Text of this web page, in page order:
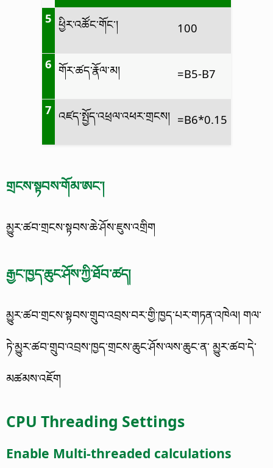
5 ཕྱིར་འཚོང་གོང་། 100
6 གོར་ཚད་རྣོལ་མ། =B5-B7
7 འཛད་སྤྱོད་འཕྲལ་འཕར་གྲངས། =B6*0.15
གྲངས་སྟབས་གོམ་ཨང་།
མྱུར་ཚབ་གྲངས་སྟབས་ཆེ་ཤོས་ཇུས་འགྲིག
རྒྱང་ཁྱད་ཆུང་ཤོས་ཀྱི་ཐོབ་ཚད།
མྱུར་ཚབ་གྲངས་སྟབས་གྲུབ་འབྲས་བར་གྱི་ཁྱད་པར་གཏན་འཁེལ། གལ་
ཏེ་མྱུར་ཚབ་གྲུབ་འབྲས་ཁྱད་གྲངས་ཆུང་ཤོས་ལས་ཆུང་ན་ མྱུར་ཚབ་དེ་
མཚམས་འཇོག
CPU Threading Settings
Enable Multi-threaded calculations